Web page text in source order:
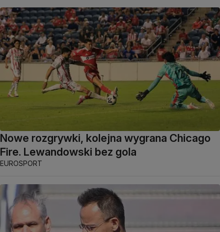
Nowe rozgrywki, kolejna wygrana Chicago
Fire. Lewandowski bez gola
EUROSPORT